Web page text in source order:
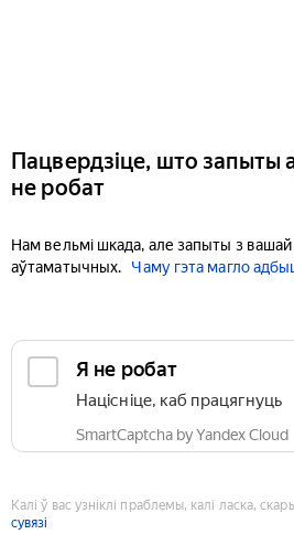
Пацвердзіце, што запыты
не робат
Нам вельмі шкада, але запыты з
аўтаматычных.
Чаму гэта магло
Я не робат
Націсніце, каб працягнуць
SmartCaptcha by Yandex Cloud
Калі ў вас узніклі праблемы, калі ласка,
сувязі